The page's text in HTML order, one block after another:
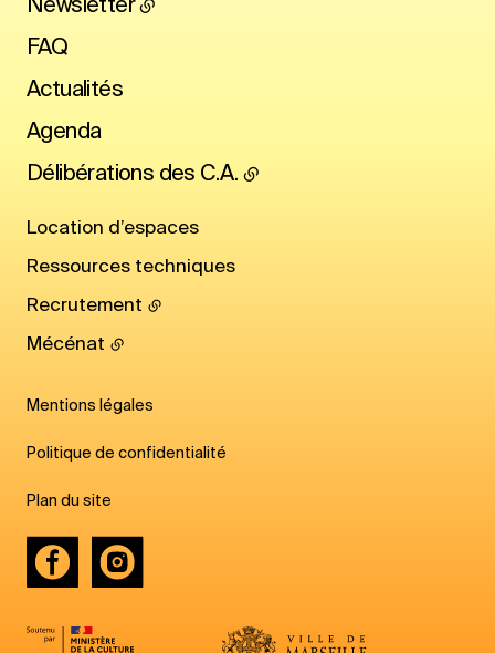
Newsletter
FAQ
Actualités
Agenda
Délibérations des C.A.
Location d’espaces
Ressources techniques
Recrutement
Mécénat
Mentions légales
Politique de confidentialité
Plan du site